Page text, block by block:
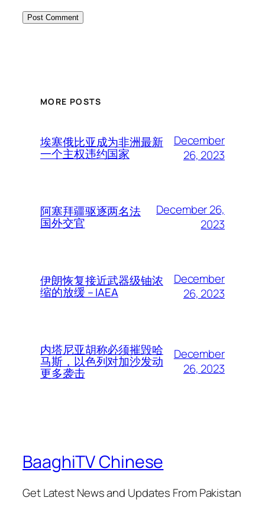
MORE POSTS
埃塞俄比亚成为非洲最新
一个主权违约国家
December
26, 2023
阿塞拜疆驱逐两名法
国外交官
December 26,
2023
伊朗恢复接近武器级铀浓
缩的放缓 – IAEA
December
26, 2023
内塔尼亚胡称必须摧毁哈
马斯，以色列对加沙发动
更多袭击
December
26, 2023
BaaghiTV Chinese
Get Latest News and Updates From Pakistan